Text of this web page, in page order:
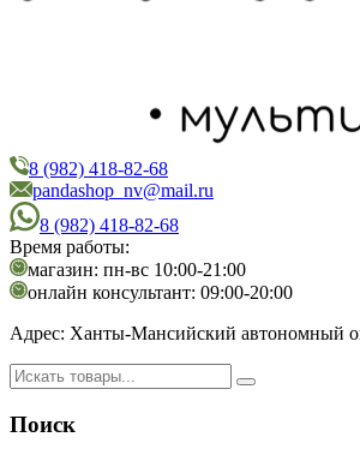
PandaShop
Интернет-магазин косметики
8 (982) 418-82-68
pandashop_nv@mail.ru
8 (982) 418-82-68
Время работы:
магазин: пн-вс 10:00-21:00
онлайн консультант: 09:00-20:00
Адрес: Ханты-Мансийский автономный
Поиск